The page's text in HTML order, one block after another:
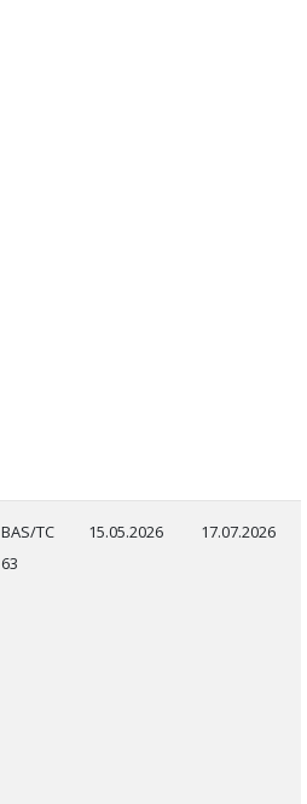
BAS/TC
63
15.05.2026 17.07.2026